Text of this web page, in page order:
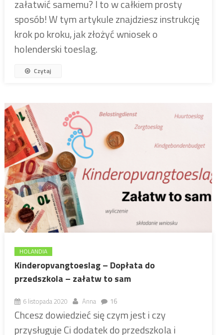
załatwić samemu? I to w całkiem prosty
sposób! W tym artykule znajdziesz instrukcję
krok po kroku, jak złożyć wniosek o
holenderski toeslag.
Czytaj
HOLANDIA
Kinderopvangtoeslag – Dopłata do
przedszkola – załatw to sam
6 listopada 2020 Anna 16
Chcesz dowiedzieć się czym jest i czy
przysługuje Ci dodatek do przedszkola i